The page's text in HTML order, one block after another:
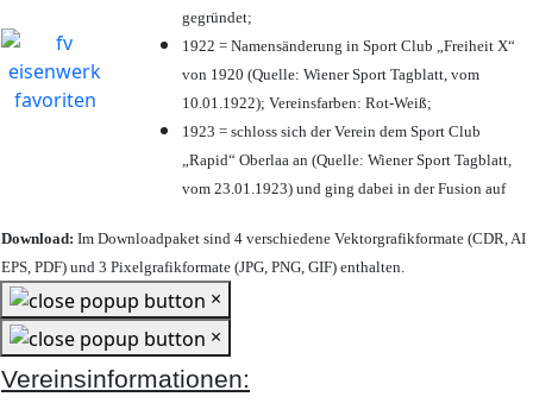
gegründet;
1922 = Namensänderung in Sport Club „Freiheit X“
von 1920 (Quelle: Wiener Sport Tagblatt, vom
10.01.1922); Vereinsfarben: Rot-Weiß;
1923 = schloss sich der Verein dem Sport Club
„Rapid“ Oberlaa an (Quelle: Wiener Sport Tagblatt,
vom 23.01.1923) und ging dabei in der Fusion auf
Download: Im Downloadpaket sind 4 verschiedene Vektorgrafikformate (CDR, AI
EPS, PDF) und 3 Pixelgrafikformate (JPG, PNG, GIF) enthalten.
×
×
Vereinsinformationen: